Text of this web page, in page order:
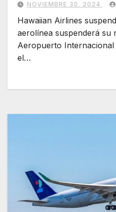
NOVIEMBRE 30, 2024
Hawaiian Airlines
aerolínea suspenderá su
Aeropuerto
el…